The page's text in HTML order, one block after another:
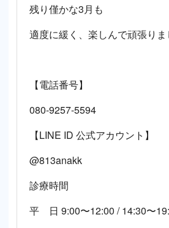
残り僅かな3月も
適度に緩く、楽しんで頑張りま
【電話番号】
080-9257-5594
【LINE ID 公式アカウント】
@813anakk
診療時間
平 日 9:00〜12:00 / 14:30〜